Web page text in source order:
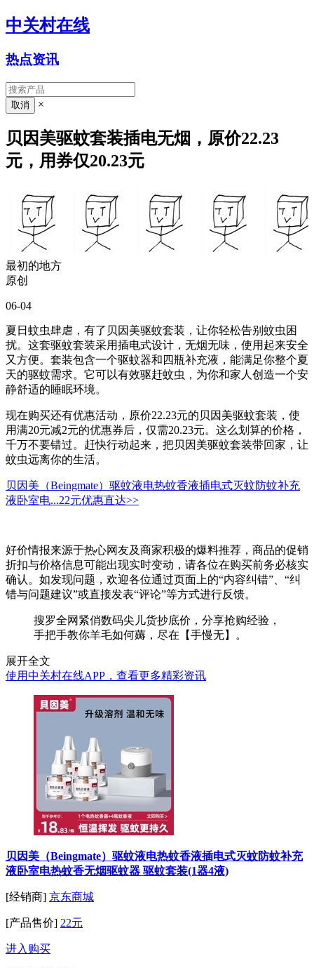
中关村在线
热点资讯
×
贝因美驱蚊套装插电无烟，原价22.23
元，用券仅20.23元
最初的地方
原创
06-04
夏日蚊虫肆虐，有了贝因美驱蚊套装，让你轻松告别蚊虫困
扰。这套驱蚊套装采用插电式设计，无烟无味，使用起来安全
又方便。套装包含一个驱蚊器和四瓶补充液，能满足你整个夏
天的驱蚊需求。它可以有效驱赶蚊虫，为你和家人创造一个安
静舒适的睡眠环境。
现在购买还有优惠活动，原价22.23元的贝因美驱蚊套装，使
用满20元减2元的优惠券后，仅需20.23元。这么划算的价格，
千万不要错过。赶快行动起来，把贝因美驱蚊套装带回家，让
蚊虫远离你的生活。
贝因美（Beingmate）驱蚊液电热蚊香液插电式灭蚊防蚊补充
液卧室电...22元优惠直达>>
好价情报来源于热心网友及商家积极的爆料推荐，商品的促销
折扣与价格信息可能出现实时变动，请各位在购买前务必核实
确认。如发现问题，欢迎各位通过页面上的“内容纠错”、“纠
错与问题建议”或直接发表“评论”等方式进行反馈。
搜罗全网紧俏数码尖儿货抄底价，分享抢购经验，
手把手教你羊毛如何薅，尽在【手慢无】。
展开全文
使用中关村在线APP，查看更多精彩资讯
贝因美（Beingmate）驱蚊液电热蚊香液插电式灭蚊防蚊补充
液卧室电热蚊香无烟驱蚊器 驱蚊套装(1器4液)
[经销商] 京东商城
[产品售价] 22元
进入购买